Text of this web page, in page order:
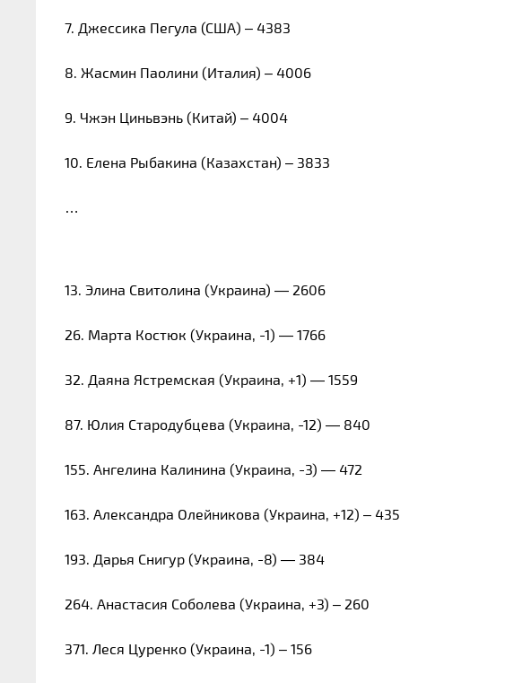
7. Джессика Пегула (США) – 4383
8. Жасмин Паолини (Италия) – 4006
9. Чжэн Циньвэнь (Китай) – 4004
10. Елена Рыбакина (Казахстан) – 3833
…
13. Элина Свитолина (Украина) — 2606
26. Марта Костюк (Украина, -1) — 1766
32. Даяна Ястремская (Украина, +1) — 1559
87. Юлия Стародубцева (Украина, -12) — 840
155. Ангелина Калинина (Украина, -3) — 472
163. Александра Олейникова (Украина, +12) – 435
193. Дарья Снигур (Украина, -8) — 384
264. Анастасия Соболева (Украина, +3) – 260
371. Леся Цуренко (Украина, -1) – 156